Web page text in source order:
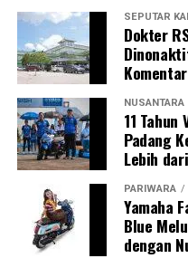
SEPUTAR
Dokter
NUSANTARA
11 Tahun
Padang
Lebih
PARIWARA
Yamaha
Blue
dengan